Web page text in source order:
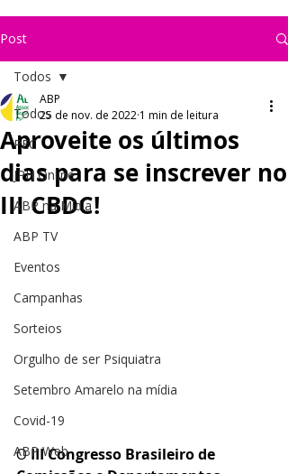
Post
Todos
PEC
JPH Online
ABP na Mídia
ABP TV
Eventos
Campanhas
Sorteios
Orgulho de ser Psiquiatra
Setembro Amarelo na mídia
Covid-19
ABP Web
Todos
Aproveite os últimos
dias para se inscrever no
III CBDC!
ABP
25 de nov. de 2022 1 min de leitura
O III Congresso Brasileiro de